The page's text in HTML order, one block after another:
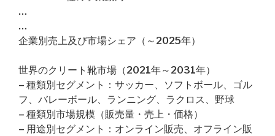
…
…
企業別売上及び市場シェア（～2025年）
世界のクリート靴市場（2021年～2031年）
– 種類別セグメント：サッカー、ソフトボール、ゴル
フ、バレーボール、ランニング、ラクロス、野球
– 種類別市場規模（販売量・売上・価格）
– 用途別セグメント：オンライン販売、オフライン販